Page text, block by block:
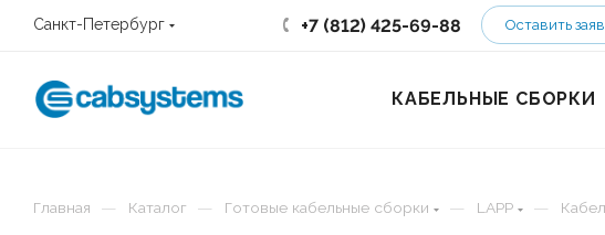
Санкт-Петербург +7 (812) 425-69-88 Оставить
КАБЕЛЬНЫЕ СБОРКИ
Главная — Каталог — Готовые кабельные сборки — LAPP —